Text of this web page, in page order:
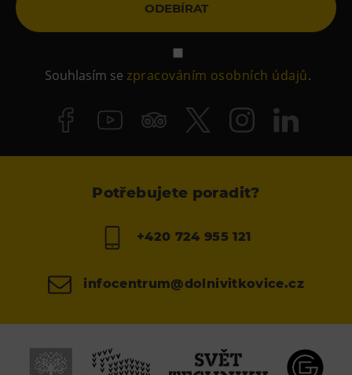
ODEBÍRAT
Souhlasím sezpracováním osobních údajů.
Potřebujete poradit?
+420 724 955 121
infocentrum@dolnivitkovice.cz